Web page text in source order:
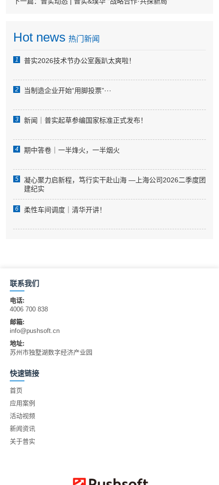
Hot news 热门新闻
1 普实2026技术节办公室轰趴太爽啦！
2 当制造企业开始“用脚投票”···
3 新闻｜普实起草参编国家标准正式发布！
4 期中答卷｜一半烽火，一半烟火
5
凝心聚力启新程，笃行实干赴山海 —上海公司2026二季度团
建纪实
6 柔性车间调度｜清华开讲！
联系我们
电话:
4006 700 838
邮箱:
info@pushsoft.cn
地址:
苏州市独墅湖数字经济产业园
快速链接
首页
应用案例
活动视频
新闻资讯
关于普实